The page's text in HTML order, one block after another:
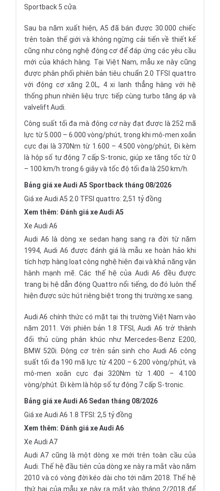
Sportback 5 cửa.
Sau ba năm xuất hiện, A5 đã bán được 30.000 chiếc
trên toàn thế giới và không ngừng cải tiến về thiết kế
cũng như công nghệ động cơ để đáp ứng các yêu cầu
mới của khách hàng. Tại Việt Nam, mẫu xe này cũng
được phân phối phiên bản tiêu chuẩn 2.0 TFSI quattro
với động cơ xăng 2.0L, 4 xi lanh thẳng hàng với hệ
thống phun nhiên liệu trực tiếp cùng turbo tăng áp và
valvelift Audi.
Công suất tối đa mà động cơ này đạt được là 252 mã
lực từ 5.000 – 6.000 vòng/phút, trong khi mô-men xoắn
cực đại là 370Nm từ 1.600 – 4.500 vòng/phút, Đi kèm
là hộp số tự động 7 cấp S-tronic, giúp xe tăng tốc từ 0
– 100 km/h trong 6 giây và tốc độ tối đa là 250 km/h.
Bảng giá xe Audi A5 Sportback tháng 08/2026
Giá xe Audi A5 2.0 TFSI quattro: 2,51 tỷ đồng
Xem thêm: Đánh giá xe Audi A5
Xe Audi A6
Audi A6 là dòng xe sedan hạng sang ra đời từ năm
1994, Audi A6 được đánh giá là mẫu xe hoàn hảo khi
tích hợp hàng loạt công nghệ hiện đại và khả năng vận
hành mạnh mẽ. Các thế hệ của Audi A6 đều được
trang bị hệ dẫn động Quattro nổi tiếng, do đó luôn thể
hiện được sức hút riêng biệt trong thị trường xe sang.
Audi A6 chính thức có mặt tại thị trường Việt Nam vào
năm 2011. Với phiên bản 1.8 TFSI, Audi A6 trở thành
đối thủ cùng phân khúc như Mercedes-Benz E200,
BMW 520i . Động cơ trên sản sinh cho Audi A6 công
suất tối đa 190 mã lực từ 4.200 – 6.200 vòng/phút, và
mô-men xoắn cực đại 320Nm từ 1.400 – 4.100
vòng/phút. Đi kèm là hộp số tự động 7 cấp S-tronic.
Bảng giá xe Audi A6 Sedan tháng 08/2026
Giá xe Audi A6 1.8 TFSI: 2,5 tỷ đồng
Xem thêm: Đánh giá xe Audi A6
Xe Audi A7
Audi A7 cũng là một dòng xe mới trên toàn cầu của
Audi. Thế hệ đầu tiên của dòng xe này ra mắt vào năm
2010 và có vòng đời kéo dài cho tới năm 2018. Thế hệ
thứ hai của mẫu xe này ra mắt vào tháng 2/2018 để